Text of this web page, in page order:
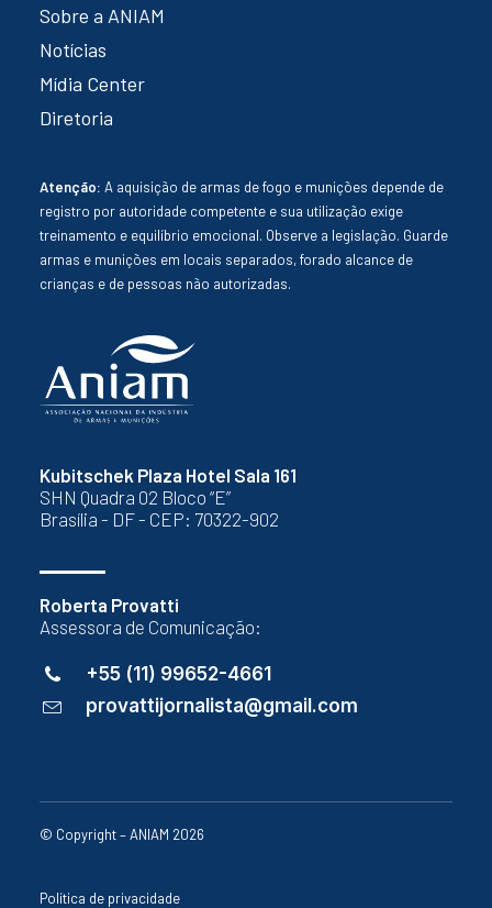
Kubitschek Plaza Hotel Sala 161
SHN Quadra 02 Bloco “E”
Brasília - DF - CEP: 70322-902
Roberta Provatti
Assessora de Comunicação:
+55 (11) 99652-4661
provattijornalista@gmail.com
Sobre a ANIAM
Notícias
Mídia Center
Diretoria
Atenção: A aquisição de armas de fogo e munições depende de
registro por autoridade competente e sua utilização exige
treinamento e equilíbrio emocional. Observe a legislação. Guarde
armas e munições em locais separados, forado alcance de
crianças e de pessoas não autorizadas.
© Copyright – ANIAM 2026
Política de privacidade